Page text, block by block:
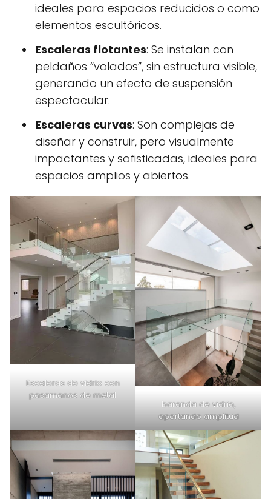
ideales para espacios reducidos o como
elementos escultóricos.
Escaleras flotantes: Se instalan con
peldaños “volados”, sin estructura visible,
generando un efecto de suspensión
espectacular.
Escaleras curvas: Son complejas de
diseñar y construir, pero visualmente
impactantes y sofisticadas, ideales para
espacios amplios y abiertos.
Escaleras de vidrio con
pasamanos de metal
baranda de vidrio,
aportando amplitud